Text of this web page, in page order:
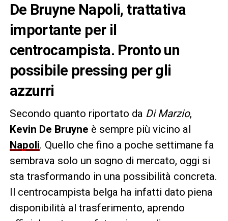
De Bruyne Napoli, trattativa
importante per il
centrocampista. Pronto un
possibile pressing per gli
azzurri
Secondo quanto riportato da Di Marzio,
Kevin De Bruyne è sempre più vicino al
Napoli. Quello che fino a poche settimane fa
sembrava solo un sogno di mercato, oggi si
sta trasformando in una possibilità concreta.
Il centrocampista belga ha infatti dato piena
disponibilità al trasferimento, aprendo